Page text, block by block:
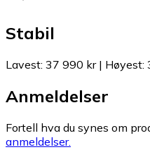
Stabil
Lavest: 37 990 kr| Høyest:
Anmeldelser
Fortell hva du synes om
anmeldelser.